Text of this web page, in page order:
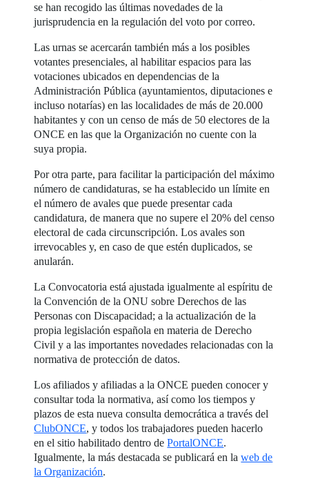
se han recogido las últimas novedades de la
jurisprudencia en la regulación del voto por correo.
Las urnas se acercarán también más a los posibles
votantes presenciales, al habilitar espacios para las
votaciones ubicados en dependencias de la
Administración Pública (ayuntamientos, diputaciones e
incluso notarías) en las localidades de más de 20.000
habitantes y con un censo de más de 50 electores de la
ONCE en las que la Organización no cuente con la
suya propia.
Por otra parte, para facilitar la participación del máximo
número de candidaturas, se ha establecido un límite en
el número de avales que puede presentar cada
candidatura, de manera que no supere el 20% del censo
electoral de cada circunscripción. Los avales son
irrevocables y, en caso de que estén duplicados, se
anularán.
La Convocatoria está ajustada igualmente al espíritu de
la Convención de la ONU sobre Derechos de las
Personas con Discapacidad; a la actualización de la
propia legislación española en materia de Derecho
Civil y a las importantes novedades relacionadas con la
normativa de protección de datos.
Los afiliados y afiliadas a la ONCE pueden conocer y
consultar toda la normativa, así como los tiempos y
plazos de esta nueva consulta democrática a través del
ClubONCE, y todos los trabajadores pueden hacerlo
en el sitio habilitado dentro dePortalONCE.
Igualmente, la más destacada se publicará en laweb de
la Organización.